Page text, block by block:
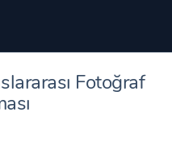
Fotoğraf